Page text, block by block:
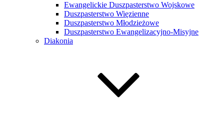
Ewangelickie Duszpasterstwo Wojskowe
Duszpasterstwo Więzienne
Duszpasterstwo Młodzieżowe
Duszpasterstwo Ewangelizacyjno-Misyjne
Diakonia